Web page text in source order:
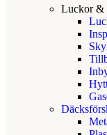
Luckor &